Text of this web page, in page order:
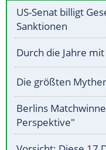
US-Senat billigt
Sanktionen
Durch die Jahre
Die größten
Berlins
Perspektive"